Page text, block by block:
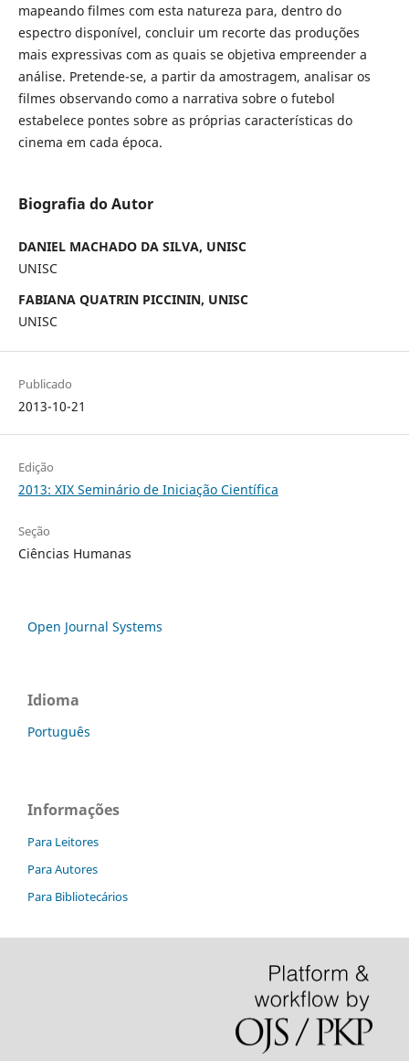
mapeando filmes com esta natureza para, dentro do
espectro disponível, concluir um recorte das produções
mais expressivas com as quais se objetiva empreender a
análise. Pretende-se, a partir da amostragem, analisar os
filmes observando como a narrativa sobre o futebol
estabelece pontes sobre as próprias características do
cinema em cada época.
Biografia do Autor
DANIEL MACHADO DA SILVA, UNISC
UNISC
FABIANA QUATRIN PICCININ, UNISC
UNISC
Publicado
2013-10-21
Edição
2013: XIX Seminário de Iniciação Científica
Seção
Ciências Humanas
Open Journal Systems
Idioma
Português
Informações
Para Leitores
Para Autores
Para Bibliotecários